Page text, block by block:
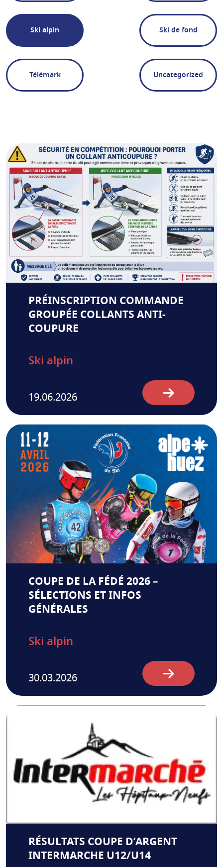
Ski alpin Ski de fond
Télémark Uncategorized
PRÉINSCRIPTION COMMANDE
GROUPÉE COLLANTS ANTI-
COUPURE
Ski alpin
19.06.2026
COUPE DE LA FÉDÉ 2026 –
SÉLECTIONS ET INFOS
GÉNÉRALES
Ski alpin
30.03.2026
RÉSULTATS COUPE D’ARGENT
INTERMARCHE U12/U14